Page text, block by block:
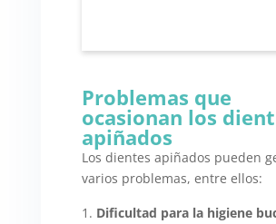
Problemas que
ocasionan los
apiñados
Los dientes apiñados pueden
varios problemas, entre ellos:
Dificultad para la higiene